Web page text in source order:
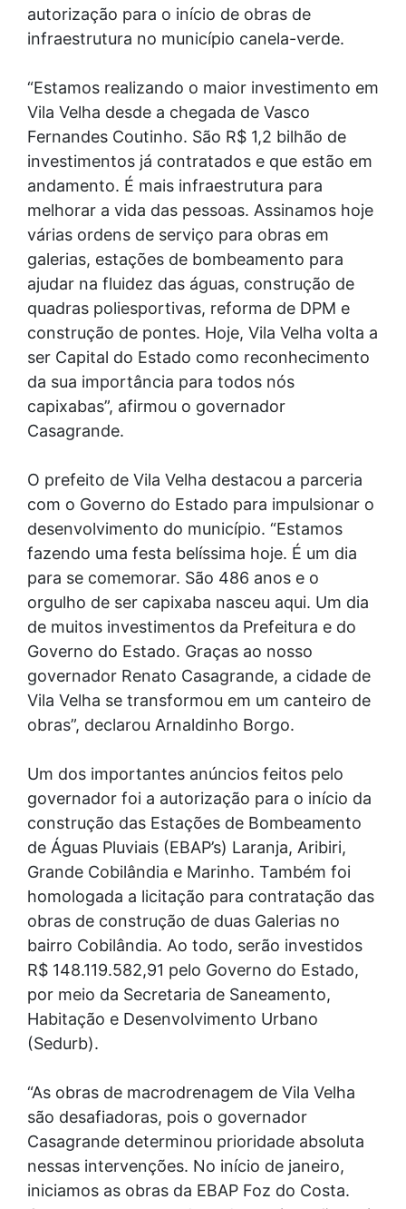
autorização para o início de obras de
infraestrutura no município canela-verde.
“Estamos realizando o maior investimento em
Vila Velha desde a chegada de Vasco
Fernandes Coutinho. São R$ 1,2 bilhão de
investimentos já contratados e que estão em
andamento. É mais infraestrutura para
melhorar a vida das pessoas. Assinamos hoje
várias ordens de serviço para obras em
galerias, estações de bombeamento para
ajudar na fluidez das águas, construção de
quadras poliesportivas, reforma de DPM e
construção de pontes. Hoje, Vila Velha volta a
ser Capital do Estado como reconhecimento
da sua importância para todos nós
capixabas”, afirmou o governador
Casagrande.
O prefeito de Vila Velha destacou a parceria
com o Governo do Estado para impulsionar o
desenvolvimento do município. “Estamos
fazendo uma festa belíssima hoje. É um dia
para se comemorar. São 486 anos e o
orgulho de ser capixaba nasceu aqui. Um dia
de muitos investimentos da Prefeitura e do
Governo do Estado. Graças ao nosso
governador Renato Casagrande, a cidade de
Vila Velha se transformou em um canteiro de
obras”, declarou Arnaldinho Borgo.
Um dos importantes anúncios feitos pelo
governador foi a autorização para o início da
construção das Estações de Bombeamento
de Águas Pluviais (EBAP’s) Laranja, Aribiri,
Grande Cobilândia e Marinho. Também foi
homologada a licitação para contratação das
obras de construção de duas Galerias no
bairro Cobilândia. Ao todo, serão investidos
R$ 148.119.582,91 pelo Governo do Estado,
por meio da Secretaria de Saneamento,
Habitação e Desenvolvimento Urbano
(Sedurb).
“As obras de macrodrenagem de Vila Velha
são desafiadoras, pois o governador
Casagrande determinou prioridade absoluta
nessas intervenções. No início de janeiro,
iniciamos as obras da EBAP Foz do Costa.